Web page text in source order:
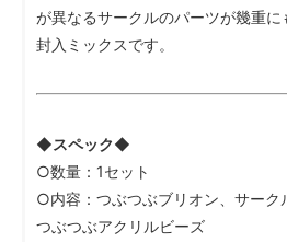
が異なるサークルのパーツが幾重
封入ミックスです。
◆スペック◆
○数量：1セット
○内容：つぶつぶブリオン、サーク
つぶつぶアクリルビーズ